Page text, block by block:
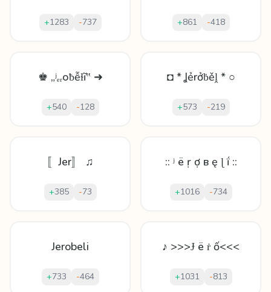
+1283 -737 +861 -418
♚ „ʲₑᵣоƀễɫĩ‟ ➜
+540 -128
◘ * Ʝẻrởḃěḽ * ○
+573 -219
〚Jer〛 ♫
+385 -73
:: ʲ ë ṛ ợ в ę ɭ ḯ ::
+1016 -734
Jerobeli
+733 -464
♪ >>>Ɉ ë ṙ ố<<<
+1031 -813